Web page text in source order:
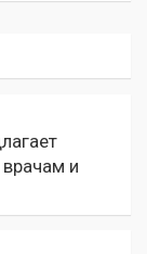
врачам и